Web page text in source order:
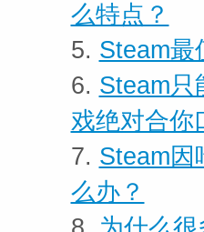
么特点？
5. Steam最
6. Steam只
戏绝对合你
7. Steam因
么办？